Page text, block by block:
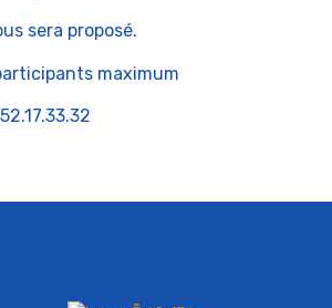
sera proposé.
maximum